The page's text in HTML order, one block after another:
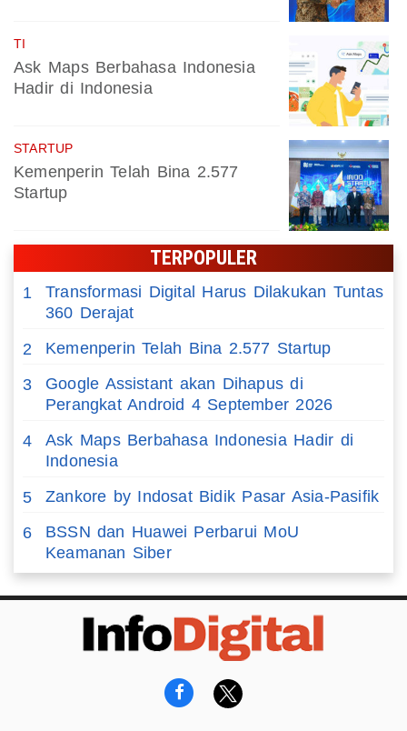
TI
Ask Maps Berbahasa Indonesia
Hadir di Indonesia
STARTUP
Kemenperin Telah Bina 2.577
Startup
TERPOPULER
1
Transformasi Digital Harus Dilakukan Tuntas
360 Derajat
2
Kemenperin Telah Bina 2.577 Startup
3
Google Assistant akan Dihapus di
Perangkat Android 4 September 2026
4
Ask Maps Berbahasa Indonesia Hadir di
Indonesia
5
Zankore by Indosat Bidik Pasar Asia-Pasifik
6
BSSN dan Huawei Perbarui MoU
Keamanan Siber